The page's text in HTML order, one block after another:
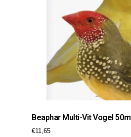
Beaphar Multi-Vit Vogel 50ml
€11,65